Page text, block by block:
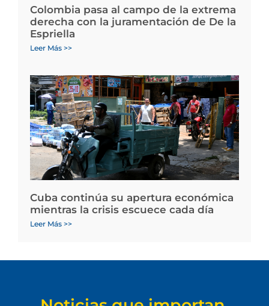
Colombia pasa al campo de la extrema
derecha con la juramentación de De la
Espriella
Leer Más >>
Cuba continúa su apertura económica
mientras la crisis escuece cada día
Leer Más >>